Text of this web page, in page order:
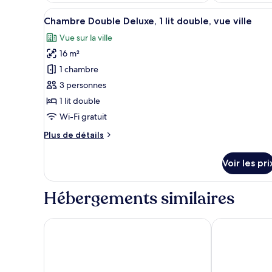
Afficher
toutes
les
photos
pour
ce
type
de
chambre :
Chambre
1
lit
vue
Une chambre d’hôtel avec
4
Chambre Double Deluxe, 1 lit double, vue ville
Vue sur la ville
16 m²
1 chambre
3 personnes
1 lit double
Wi-Fi gratuit
Plus de détails
Plus
le
type
de
Chambre
Voir les
Hébergements similaires
Welcomhotel By ITC Hotels Prayagraj GANGA